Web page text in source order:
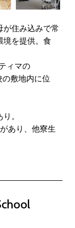
が住み込みで常
境を提供。食
ィマの
の敷地内に位
。
あり、他寮生